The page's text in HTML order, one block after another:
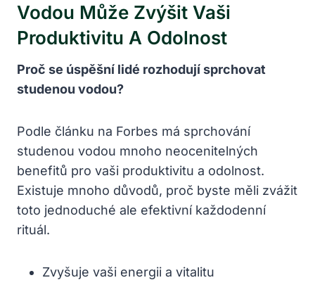
Vodou Může Zvýšit Vaši
Produktivitu A Odolnost
Proč se⁣ úspěšní lidé rozhodují ‍sprchovat⁤
studenou vodou?
Podle článku na Forbes má sprchování
studenou⁣ vodou mnoho neocenitelných
benefitů pro vaši produktivitu a odolnost.
Existuje mnoho důvodů, proč ‌byste měli zvážit
toto jednoduché ale efektivní každodenní
rituál.
Zvyšuje vaši energii a vitalitu